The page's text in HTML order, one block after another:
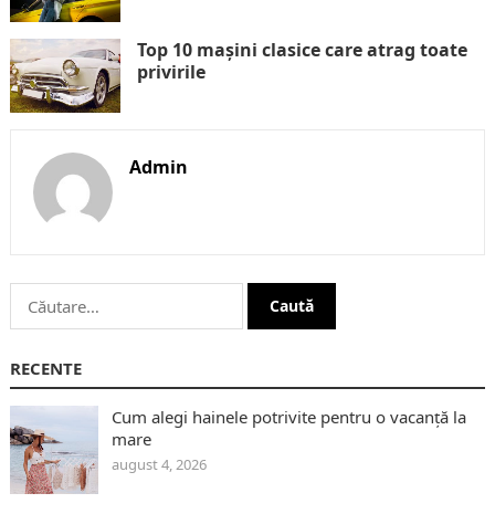
Top 10 mașini clasice care atrag toate
privirile
Admin
Caută
după:
RECENTE
Cum alegi hainele potrivite pentru o vacanță la
mare
august 4, 2026